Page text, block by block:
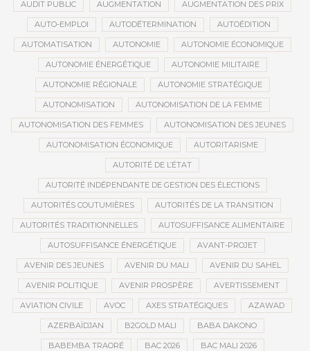
AUDIT PUBLIC AUGMENTATION AUGMENTATION DES PRIX
AUTO-EMPLOI AUTODÉTERMINATION AUTOÉDITION
AUTOMATISATION AUTONOMIE AUTONOMIE ÉCONOMIQUE
AUTONOMIE ÉNERGÉTIQUE AUTONOMIE MILITAIRE
AUTONOMIE RÉGIONALE AUTONOMIE STRATÉGIQUE
AUTONOMISATION AUTONOMISATION DE LA FEMME
AUTONOMISATION DES FEMMES AUTONOMISATION DES JEUNES
AUTONOMISATION ÉCONOMIQUE AUTORITARISME
AUTORITÉ DE L’ÉTAT
AUTORITÉ INDÉPENDANTE DE GESTION DES ÉLECTIONS
AUTORITÉS COUTUMIÈRES AUTORITÉS DE LA TRANSITION
AUTORITÉS TRADITIONNELLES AUTOSUFFISANCE ALIMENTAIRE
AUTOSUFFISANCE ÉNERGÉTIQUE AVANT-PROJET
AVENIR DES JEUNES AVENIR DU MALI AVENIR DU SAHEL
AVENIR POLITIQUE AVENIR PROSPÈRE AVERTISSEMENT
AVIATION CIVILE AVOC AXES STRATÉGIQUES AZAWAD
AZERBAÏDJAN B2GOLD MALI BABA DAKONO
BABEMBA TRAORÉ BAC 2026 BAC MALI 2026